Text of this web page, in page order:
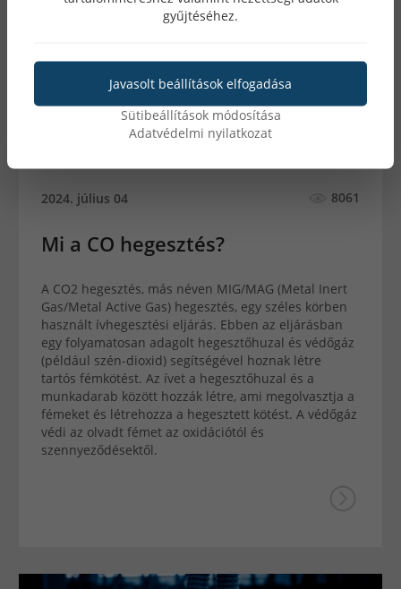
2024. július 04 8061
Mi a CO hegesztés?
A CO2 hegesztés, más néven MIG/MAG (Metal Inert
Gas/Metal Active Gas) hegesztés, egy széles körben
használt ívhegesztési eljárás. Ebben az eljárásban
egy folyamatosan adagolt hegesztőhuzal és védőgáz
(például szén-dioxid) segítségével hoznak létre
tartós fémkötést. Az ívet a hegesztőhuzal és a
munkadarab között hozzák létre, ami megolvasztja a
fémeket és létrehozza a hegesztett kötést. A védőgáz
védi az olvadt fémet az oxidációtól és
szennyeződésektől.
gyűjtéséhez.
Javasolt beállítások elfogadása
Sütibeállítások módosítása
Adatvédelmi nyilatkozat